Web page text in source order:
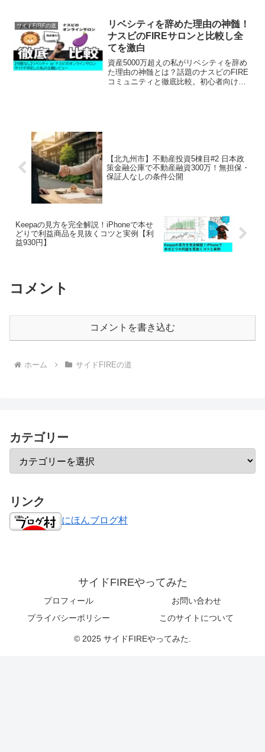
予約しました⭐前作『夢と金』では「お金
が尽きる...
サイドFIREの道
リベシティを辞めた理由の神髄！
ナスビのFIREサロンと比較し全
てを激白
資産5000万超えの私がリベシティを辞め
た理由の神髄とは？話題のナスビのFIRE
コミュニティと徹底比較。初心者向けの
【北九州市】不動産投資5棟目#2 日本政
策金融公庫で不動産融資300万！無担保・
保証人なしの条件公開
Keepaの見方を完全解説！iPhoneで本せ
どりで利益商品を見抜くコツと実例【利
益930円】
コメント
コメントを書き込む
ホーム サイドFIREの道
カテゴリー
リンク
にほんブログ村
サイドFIREやってみた
プロフィール
お問い合わせ
プライバシーポリシー
このサイトについて
© 2025 サイドFIREやってみた.